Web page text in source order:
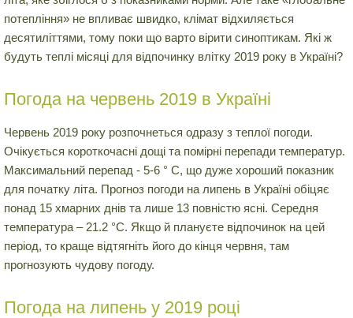
потепління» не впливає швидко, клімат відхиляється
десятиліттями, тому поки що варто вірити синоптикам. Які ж
будуть теплі місяці для відпочинку влітку 2019 року в Україні?
Погода на червень 2019 в Україні
Червень 2019 року розпочнеться одразу з теплої погоди.
Очікується короткочасні дощі та помірні перепади температур.
Максимальний перепад - 5-6 ° C, що дуже хороший показник
для початку літа. Прогноз погоди на липень в Україні обіцяє
понад 15 хмарних днів та лише 13 повністю ясні. Середня
температура – 21.2 °C. Якщо й плануєте відпочинок на цей
період, то краще відтягніть його до кінця червня, там
прогнозують чудову погоду.
Погода на липень у 2019 році